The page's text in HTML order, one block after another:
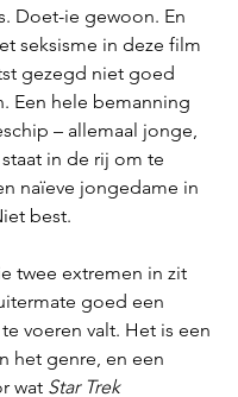
Doet-ie gewoon. En
seksisme in deze film
gezegd niet goed
Een hele bemanning
– allemaal jonge,
in de rij om te
naïeve jongedame in
best.
twee extremen in zit
goed een
voeren valt. Het is een
het genre, en een
wat Star Trek